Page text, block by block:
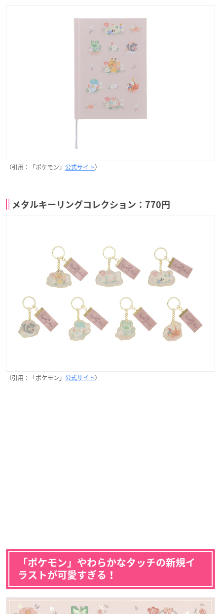
（引用：「ポケモン」 公式サイト）
メタルキーリングコレクション：770円
（引用：「ポケモン」 公式サイト）
「ポケモン」やわらかなタッチの新規イ
ラストが可愛すぎる！